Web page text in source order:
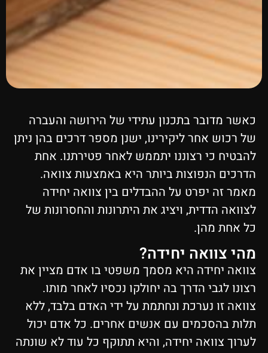
כאשר מדובר בתכנון עתידי של הירושה והעברה
של רכוש אחר ליקירינו, ישנן מספר דרכים בהן ניתן
להבטיח כי רצוננו יתממש לאחר פטירתנו. אחת
הדרכים הנפוצות ביותר היא באמצעות צוואה.
מאמר זה יפרט על ההבדלים בין צוואה יחידה
לצוואה הדדית, ויציג את היתרונות והחסרונות של
כל אחת מהן.
מהי צוואה יחידה?
צוואה יחידה היא מסמך משפטי בו אדם מציין את
רצונו לגבי הדרך בה יחולקו נכסיו לאחר מותו.
צוואה זו נערכת ונחתמת על ידי האדם בלבד, ללא
תלות בהסכמים עם אנשים אחרים. כל אדם יכול
לערוך צוואה יחידה, והיא תתוקף כל עוד לא שונתה